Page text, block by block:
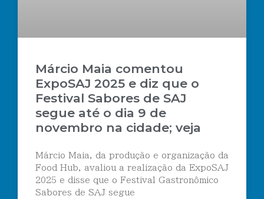
Márcio Maia comentou
ExpoSAJ 2025 e diz que o
Festival Sabores de SAJ
segue até o dia 9 de
novembro na cidade; veja
Márcio Maia, da produção e organização da
Food Hub, avaliou a realização da ExpoSAJ
2025 e disse que o Festival Gastronômico
Sabores de SAJ segue